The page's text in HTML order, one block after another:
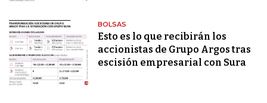
BOLSAS
Esto es lo que recibirán los
accionistas de Grupo Argos tras
escisión empresarial con Sura